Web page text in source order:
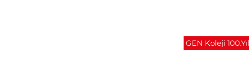
GEN Koleji